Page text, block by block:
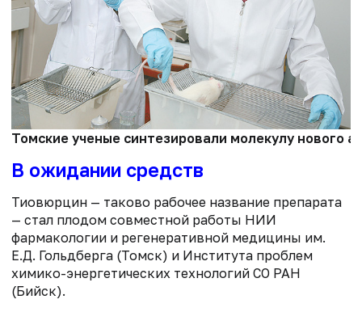
Томские ученые синтезировали молекулу нового
В ожидании средств
Тиовюрцин — таково рабочее название препарата
— стал плодом совместной работы НИИ
фармакологии и регенеративной медицины им.
Е.Д. Гольдберга (Томск) и Института проблем
химико-энергетических технологий СО РАН
(Бийск).